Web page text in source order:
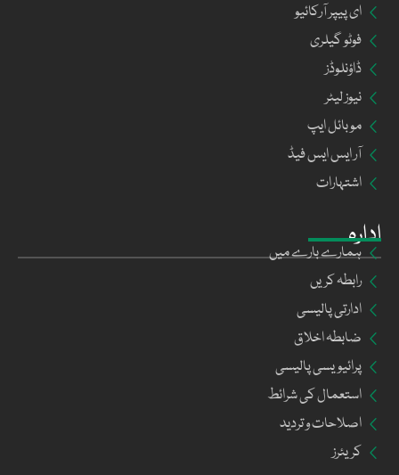
ادارہ
ہمارے بارے میں
رابطہ کریں
ادارتی پالیسی
ضابطہ اخلاق
پرائیویسی پالیسی
استعمال کی شرائط
اصلاحات و تردید
کریئرز
ای پیپر آرکائیو
فوٹو گیلری
ڈاؤنلوڈز
نیوز لیٹر
موبائل ایپ
آر ایس ایس فیڈ
اشتہارات